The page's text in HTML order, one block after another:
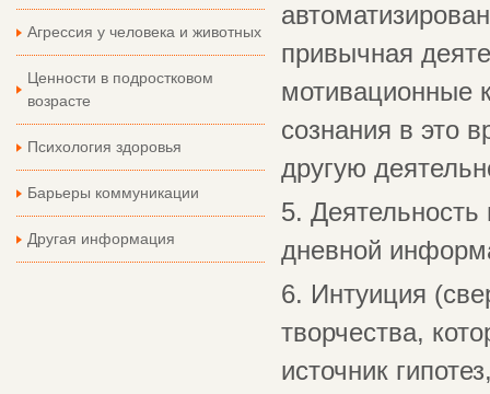
Агрессия у человека и животных
Ценности в подростковом
возрасте
Психология здоровья
Барьеры коммуникации
Другая информация
привычная
мотивационные
сознания в это
другую
5. Деятельность
дневной
6. Интуиция
творчества,
источник